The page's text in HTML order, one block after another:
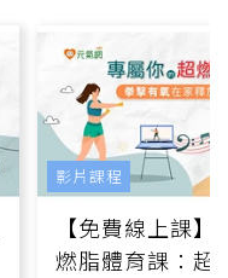
【免費線上課
燃脂體育課：超
影片課程